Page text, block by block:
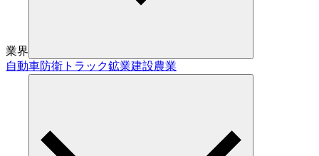
業界
自動車防衛 トラック鉱業建設農業